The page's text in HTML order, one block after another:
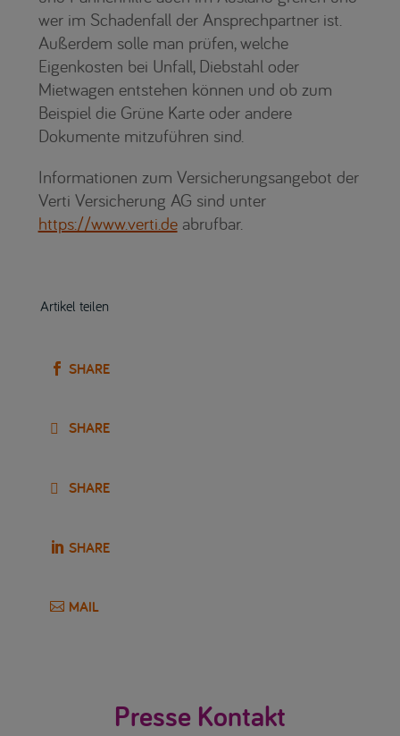
wer im Schadenfall der Ansprechpartner ist.
Außerdem solle man prüfen, welche
Eigenkosten bei Unfall, Diebstahl oder
Mietwagen entstehen können und ob zum
Beispiel die Grüne Karte oder andere
Dokumente mitzuführen sind.
Informationen zum Versicherungsangebot der
Verti Versicherung AG sind unter
https://www.verti.deabrufbar.
Artikel teilen
SHARE
SHARE
SHARE
SHARE
MAIL
Presse Kontakt